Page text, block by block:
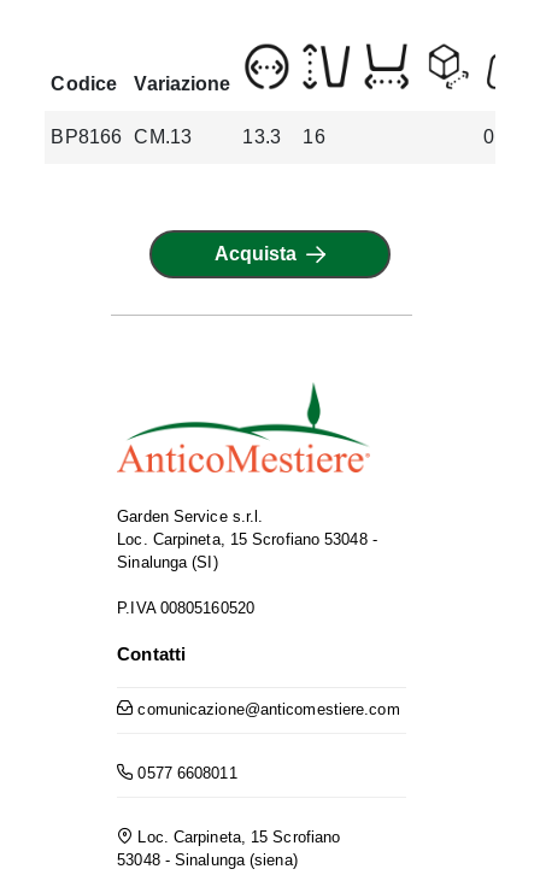
Codice Variazione
BP8166 CM.13 13.3 16 0.12
Acquista
Garden Service s.r.l.
Loc. Carpineta, 15 Scrofiano 53048 -
Sinalunga (SI)
P.IVA 00805160520
Contatti
comunicazione@anticomestiere.com
0577 6608011
Loc. Carpineta, 15 Scrofiano
53048 - Sinalunga (siena)